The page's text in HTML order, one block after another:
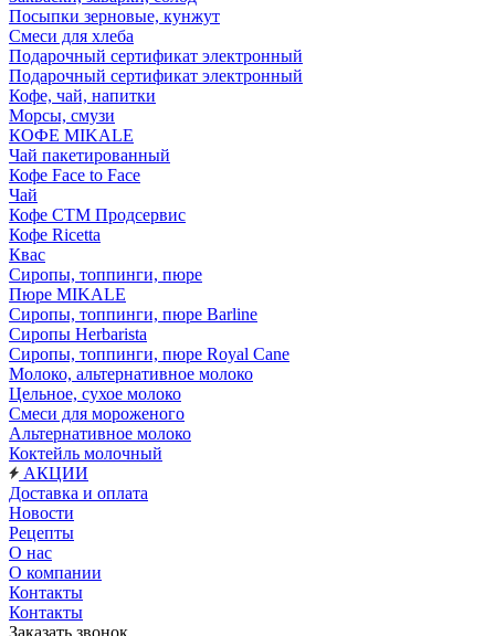
Посыпки зерновые, кунжут
Смеси для хлеба
Подарочный сертификат электронный
Подарочный сертификат электронный
Кофе, чай, напитки
Морсы, смузи
КОФЕ MIKALE
Чай пакетированный
Кофе Face to Face
Чай
Кофе СТМ Продсервис
Кофе Ricetta
Квас
Сиропы, топпинги, пюре
Пюре MIKALE
Сиропы, топпинги, пюре Barline
Сиропы Herbarista
Сиропы, топпинги, пюре Royal Cane
Молоко, альтернативное молоко
Цельное, сухое молоко
Смеси для мороженого
Альтернативное молоко
Коктейль молочный
АКЦИИ
Доставка и оплата
Новости
Рецепты
О нас
О компании
Контакты
Контакты
Заказать звонок